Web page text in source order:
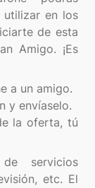
utilizar en los
de esta
Amigo. ¡Es
a un amigo.
y envíaselo.
la oferta, tú
servicios
etc. El